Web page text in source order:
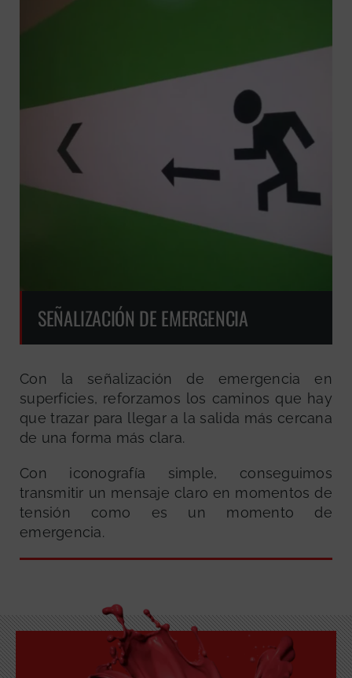
SEÑALIZACIÓN DE EMERGENCIA
Con la señalización de emergencia en
superficies, reforzamos los caminos que hay
que trazar para llegar a la salida más cercana
de una forma más clara.
Con iconografía simple, conseguimos
transmitir un mensaje claro en momentos de
tensión como es un momento de
emergencia.